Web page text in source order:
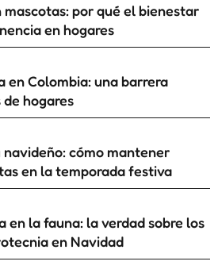
mascotas: por qué el bienestar
en hogares
en Colombia: una barrera
hogares
cómo mantener
en la temporada festiva
en la fauna: la verdad sobre los
en Navidad